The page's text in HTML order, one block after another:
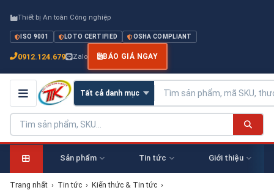
Thiết bị An toàn Công nghiệp
ISO 9001 LOTO CERTIFIED OSHA COMPLIANT
0912.124.679 Zalo BÁO GIÁ NGAY
Sản phẩm Tin tức Giới thiệu
Trang nhất › Tin tức › Kiến thức & Tin tức ›